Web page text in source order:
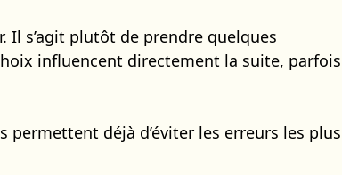
Il s’agit plutôt de prendre quelques
influencent directement la suite, parfois
permettent déjà d’éviter les erreurs les plus